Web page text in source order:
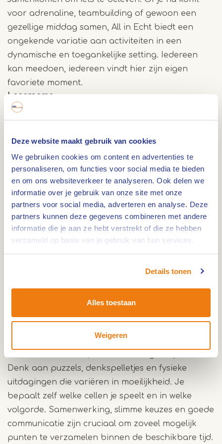
Deze website maakt gebruik van cookies
We gebruiken cookies om content en advertenties te
personaliseren, om functies voor social media te bieden
en om ons websiteverkeer te analyseren. Ook delen we
informatie over je gebruik van onze site met onze
partners voor social media, adverteren en analyse. Deze
partners kunnen deze gegevens combineren met andere
informatie die je aan ze hebt verstrekt of die ze hebben
verzameld op basis van je gebruik van hun services.
Details tonen
Alles toestaan
Weigeren
voor adrenaline, teambuilding of gewoon een
gezellige middag samen, All in Echt biedt een
ongekende variatie aan activiteiten in een
dynamische en toegankelijke setting. Iedereen
kan meedoen, iedereen vindt hier zijn eigen
favoriete moment.
Lasergame
futuristische setting ga je de strijd aan met
vrienden of collega’s. Actief, spannend en
geschikt voor uiteenlopende groepen.
Paintball
Voor wie houdt van actie en strategie is paintball
een echte aanrader. Samenwerken, slim bewegen
activiteiten van All in Echt. In teams betreed je
Denk aan puzzels, denkspelletjes en fysieke
uitdagingen die variëren in moeilijkheid. Je
bepaalt zelf welke cellen je speelt en in welke
volgorde. Samenwerking, slimme keuzes en goede
communicatie zijn cruciaal om zoveel mogelijk
punten te verzamelen binnen de beschikbare tijd.